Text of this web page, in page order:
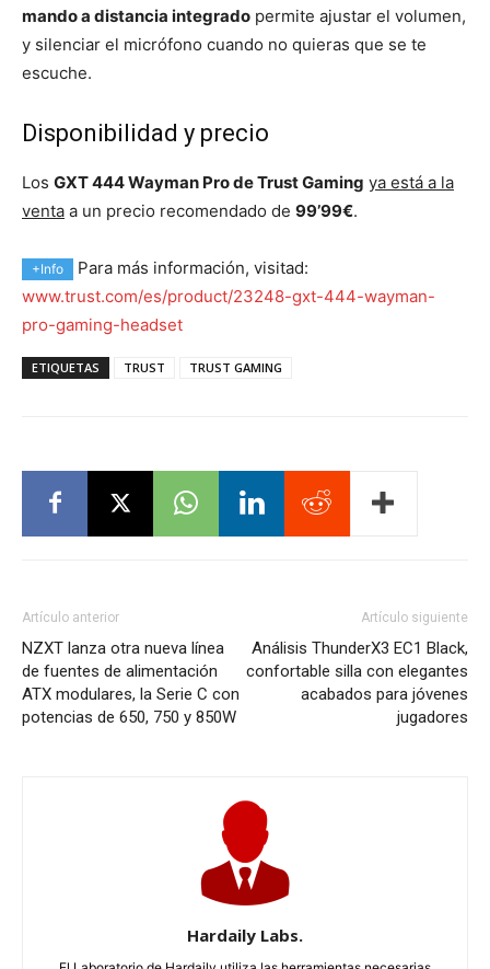
mando a distancia integrado permite ajustar el volumen,
y silenciar el micrófono cuando no quieras que se te
escuche.
Disponibilidad y precio
Los GXT 444 Wayman Pro de Trust Gaming ya está a la
venta a un precio recomendado de 99’99€.
+Info
Para más información, visitad:
www.trust.com/es/product/23248-gxt-444-wayman-
pro-gaming-headset
ETIQUETAS TRUST TRUST GAMING
Artículo anterior
NZXT lanza otra nueva línea
de fuentes de alimentación
ATX modulares, la Serie C con
potencias de 650, 750 y 850W
Artículo siguiente
Análisis ThunderX3 EC1 Black,
confortable silla con elegantes
acabados para jóvenes
jugadores
Hardaily Labs.